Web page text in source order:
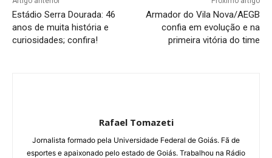
Estádio Serra Dourada: 46
anos de muita história e
curiosidades; confira!
Armador do Vila Nova/AEGB
confia em evolução e na
primeira vitória do time
Rafael Tomazeti
Jornalista formado pela Universidade Federal de Goiás. Fã de
esportes e apaixonado pelo estado de Goiás. Trabalhou na Rádio